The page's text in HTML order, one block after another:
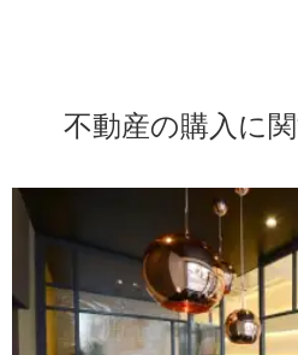
不動産の購入に